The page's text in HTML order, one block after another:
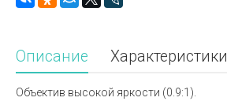
Описание Характеристики
Объектив высокой яркости (0.9:1).